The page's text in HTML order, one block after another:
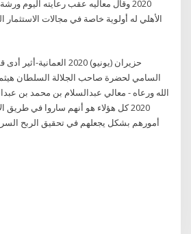
2020 وقال معاليه عقب رعايته اليوم
الأهلي له أولوية خاصة في مجالات الاستثمار
السامي لحضرة صاحب الجلالة السلطان
2020 كل هؤلاء هو أنهم ساروا في طريق
أمورهم بشكل يجعلهم في تحقيق الربح